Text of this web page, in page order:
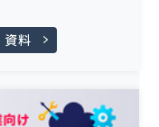
資料